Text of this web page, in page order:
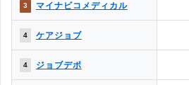
8 MC-介護のお仕事
8 ミラクス介護
8
ブ）
3 マイナビコメディカル
4 ケアジョブ
4 ジョブデポ